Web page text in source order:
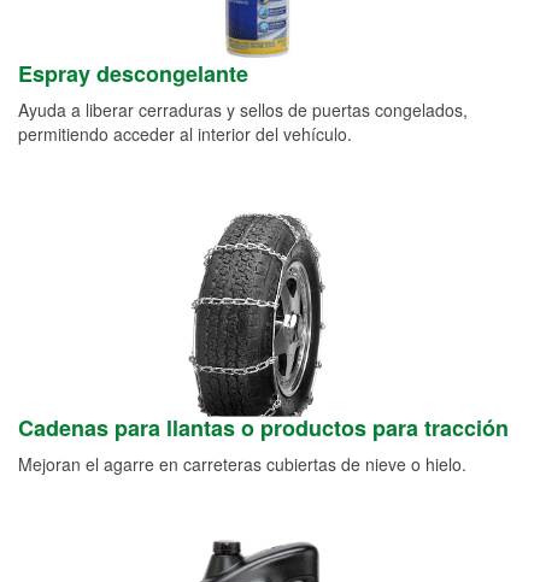
Espray descongelante
Ayuda a liberar cerraduras y sellos de puertas congelados,
permitiendo acceder al interior del vehículo.
Cadenas para llantas o productos para tracción
Mejoran el agarre en carreteras cubiertas de nieve o hielo.